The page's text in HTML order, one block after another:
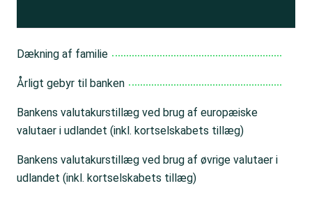
Dækning af familie
Årligt gebyr til banken
Bankens valutakurstillæg ved brug af europæiske
valutaer i udlandet (inkl. kortselskabets tillæg)
Bankens valutakurstillæg ved brug af øvrige valutaer i
udlandet (inkl. kortselskabets tillæg)